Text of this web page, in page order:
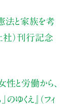
憲法と家族を考
社）刊行記念
性と労働から、
のゆくえ』（フィ